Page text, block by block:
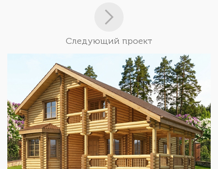
Следующий проект